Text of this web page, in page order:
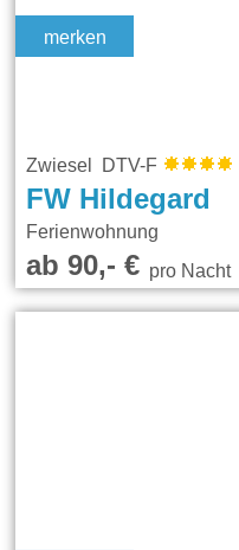
merken
Zwiesel DTV-F
FW Hildegard
Ferienwohnung
ab 90,- €pro Nacht